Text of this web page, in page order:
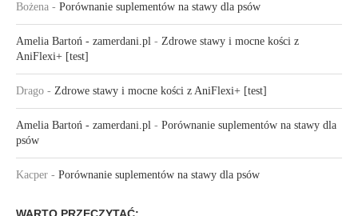
Bożena - Porównanie suplementów na stawy dla psów
Amelia Bartoń - zamerdani.pl - Zdrowe stawy i mocne kości z
AniFlexi+ [test]
Drago - Zdrowe stawy i mocne kości z AniFlexi+ [test]
Amelia Bartoń - zamerdani.pl - Porównanie suplementów na stawy dla
psów
Kacper - Porównanie suplementów na stawy dla psów